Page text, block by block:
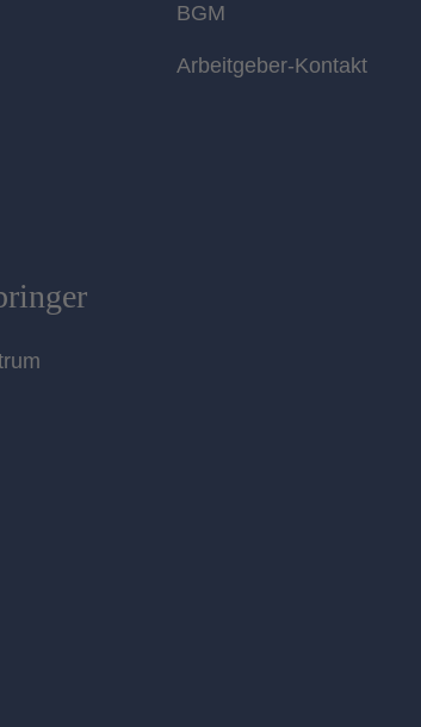
BGM
Arbeitgeber-Kontakt